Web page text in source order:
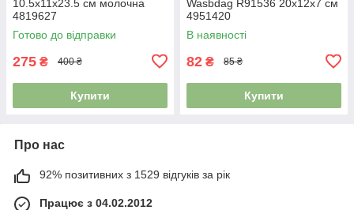
10.5х11х23.5 см молочна
4819627
Готово до відправки
275 ₴ 400 ₴
Купити
Wasbdag R91536 20х12х7 см
4951420
В наявності
82 ₴ 85 ₴
Купити
Про нас
92% позитивних з 1529 відгуків за рік
Працює з 04.02.2012